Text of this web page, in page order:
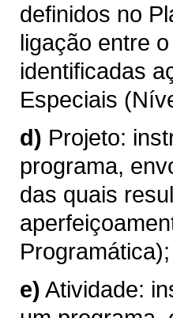
definidos no
ligação entre
identificadas
Especiais
d) Projeto:
programa,
das quais
Programática);
e) Atividade: